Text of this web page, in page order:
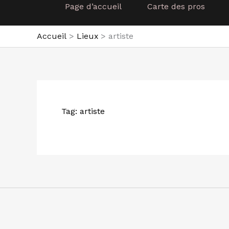
Page d’accueil Carte des pros
Accueil Lieux artiste
Tag: artiste